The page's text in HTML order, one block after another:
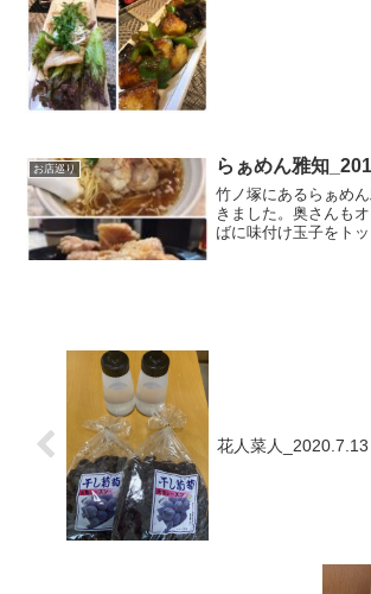
お店巡り らぁめん雅知
竹ノ塚にあるらぁめ
きました。奥さんも
ばに味付け玉子をトッ
花人菜人_2020.7.13